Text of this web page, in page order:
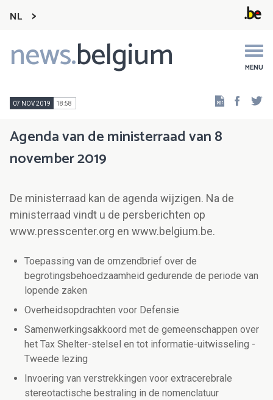
NL
news.belgium MENU
Main
navigation
07 NOV 2019 18:58
Agenda van de ministerraad van 8
november 2019
De ministerraad kan de agenda wijzigen. Na de
ministerraad vindt u de persberichten op
www.presscenter.org en www.belgium.be.
Toepassing van de omzendbrief over de
begrotingsbehoedzaamheid gedurende de periode van
lopende zaken
Overheidsopdrachten voor Defensie
Samenwerkingsakkoord met de gemeenschappen over
het Tax Shelter-stelsel en tot informatie-uitwisseling -
Tweede lezing
Invoering van verstrekkingen voor extracerebrale
stereotactische bestraling in de nomenclatuur